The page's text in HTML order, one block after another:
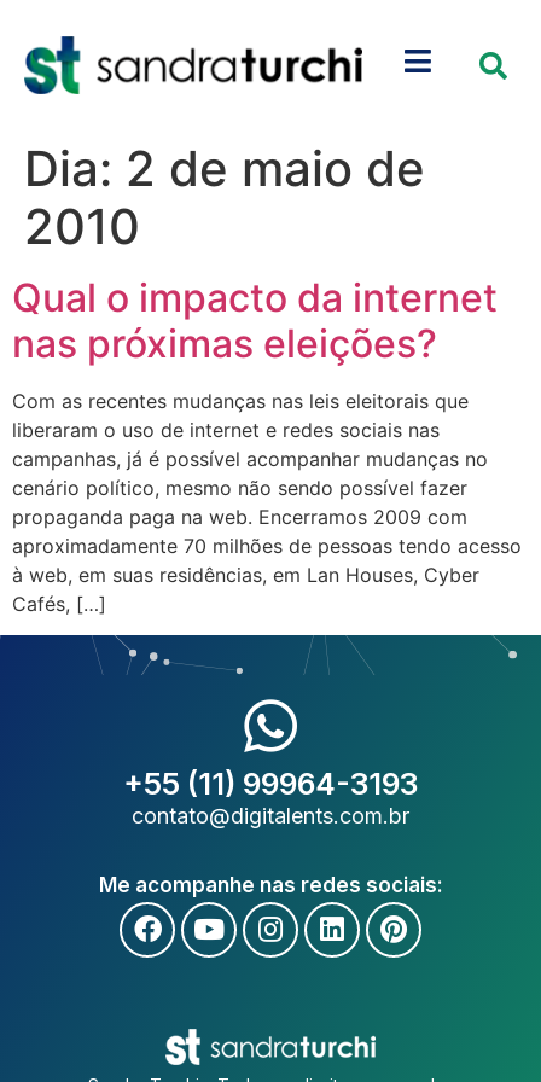
Dia: 2 de maio de
2010
Qual o impacto da internet
nas próximas eleições?
Com as recentes mudanças nas leis eleitorais que
liberaram o uso de internet e redes sociais nas
campanhas, já é possível acompanhar mudanças no
cenário político, mesmo não sendo possível fazer
propaganda paga na web. Encerramos 2009 com
aproximadamente 70 milhões de pessoas tendo acesso
à web, em suas residências, em Lan Houses, Cyber
Cafés, […]
+55 (11) 99964-3193
contato@digitalents.com.br
Me acompanhe nas redes sociais: